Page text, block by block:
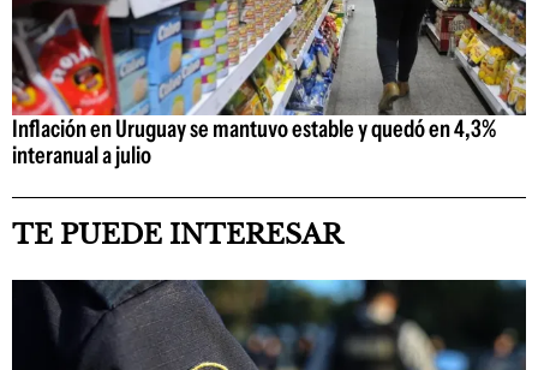
Inflación en Uruguay se mantuvo estable y quedó en 4,3%
interanual a julio
TE PUEDE INTERESAR